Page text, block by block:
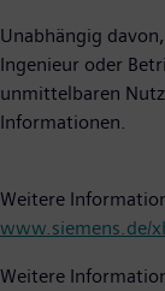
Unabhängig
Ingenieur oder
unmittelbaren
Informationen.
Weitere
www.siemens.de/
Weitere